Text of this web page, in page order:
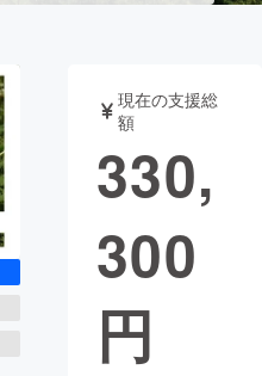
現在の支援総
額
330,
300
円